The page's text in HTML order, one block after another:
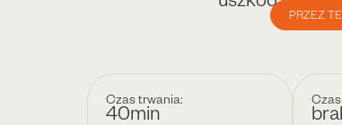
PRZEZ
Czas trwania:
40min